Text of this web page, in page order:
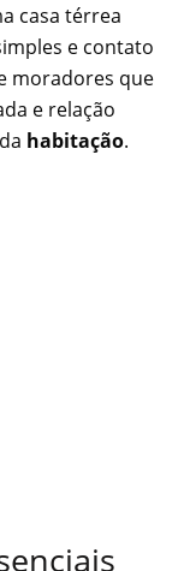
casa térrea
e contato
moradores que
e relação
habitação.